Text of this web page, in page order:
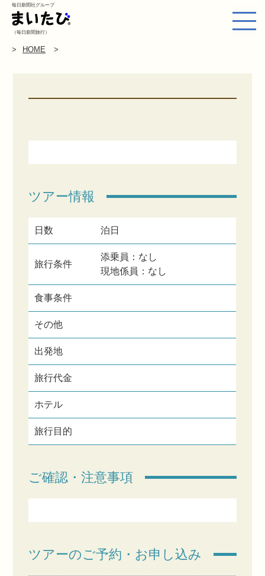
毎日新聞社グループ
（毎日新聞旅行）
HOME
ツアー情報
日数 泊日
旅行条件
添乗員：なし
現地係員：なし
食事条件
その他
出発地
旅行代金
ホテル
旅行目的
ご確認・注意事項
ツアーのご予約・お申し込み